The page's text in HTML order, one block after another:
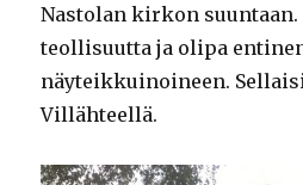
Nastolan kirkon
teollisuutta ja olipa
näyteikkuinoineen.
Villähteellä.